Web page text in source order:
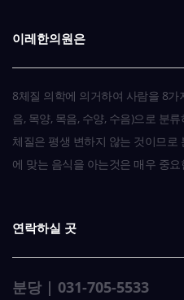
이레한의원은
8체질 의학에 의거하여 사람을 8가
음, 목양, 목음, 수양, 수음)으로 분
체질은 평생 변하지 않는 것이므로
에 맞는 음식을 아는것은 매우 중
연락하실 곳
분당 | 031-705-5533